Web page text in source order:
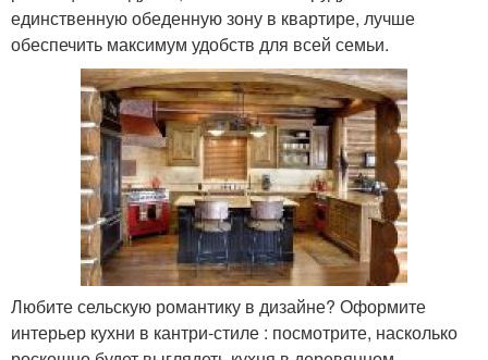
единственную обеденную зону в квартире, лучше
обеспечить максимум удобств для всей семьи.
Любите сельскую романтику в дизайне? Оформите
интерьер кухни в кантри-стиле : посмотрите, насколько